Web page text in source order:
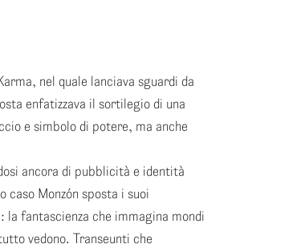
nel quale lanciava sguardi da
enfatizzava il sortilegio di una
e simbolo di potere, ma anche
ancora di pubblicità e identità
Monzón sposta i suoi
fantascienza che immagina mondi
vedono. Transeunti che